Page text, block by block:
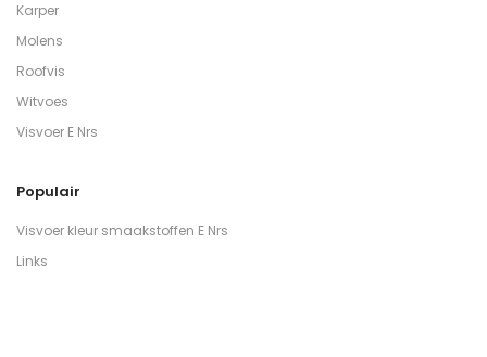
Karper
Molens
Roofvis
Witvoes
Visvoer E Nrs
Populair
Visvoer kleur smaakstoffen E Nrs
Links